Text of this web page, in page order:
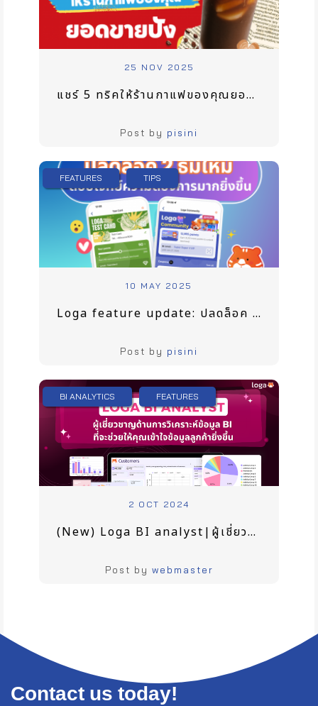
25 NOV 2025
แชร์ 5 ทริคให้ร้านกาแฟของคุณยอดขายปัง
Post by pisini
FEATURES TIPS
10 MAY 2025
Loga feature update: ปลดล็อค 2 ธีมใหม่ ตอบโจทย์ความต้องการมากยิ่งขึ้น
Post by pisini
BI ANALYTICS FEATURES
2 OCT 2024
(New) Loga BI analyst|ผู้เชี่ยวชาญด้านการวิเคราะห์ข้อมูล BI ที่จะช่วยให้คุณเข้าใจข้อมูลลูกค้ายิ่งขึ้น
Post by webmaster